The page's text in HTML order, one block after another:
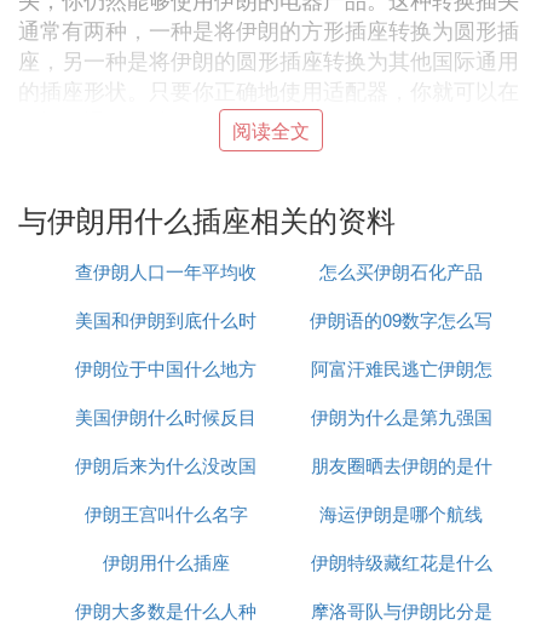
通常有两种，一种是将伊朗的方形插座转换为圆形插
座，另一种是将伊朗的圆形插座转换为其他国际通用
的插座形状。只要你正确地使用适配器，你就可以在
伊朗畅通无阻地使用各种电器产品。
总的来说，虽然有许多人未能了解伊朗的插座标准，
伊朗的插座形状可能与国际标准不同，但并不意味着
我们不能适应这种不同。只要我们学会正确地使用适
配器，我们就能够在伊朗这个神秘国度中，轻松地享
所以，答案是：伊朗的插座标准与其他国家存在差
异，通常为方形或圆形插座，电压为220伏特。但通
各种电器产品。
‘叁’ 伊朗电器插座插足是什么标准
伊朗(Iran)插头详细信息
地区：伊朗Iran
说明：三极与德国相似
阅读全文
与伊朗用什么插座相关的资料
查伊朗人口一年平均收
入多少
怎么买伊朗石化产品
美国和伊朗到底什么时
候打
伊朗语的09数字怎么写
伊朗位于中国什么地方
阿富汗难民逃亡伊朗怎
么办
美国伊朗什么时候反目
伊朗为什么是第九强国
伊朗后来为什么没改国
名
朋友圈晒去伊朗的是什
么梗
伊朗王宫叫什么名字
海运伊朗是哪个航线
伊朗用什么插座
伊朗特级藏红花是什么
伊朗大多数是什么人种
摩洛哥队与伊朗比分是